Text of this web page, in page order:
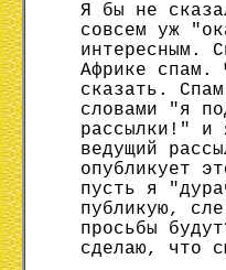
Я бы не
совсем уж
интересным.
Африке спам.
сказать.
словами "я
рассылки!" и
ведущий
опубликует
пусть я
публикую,
просьбы
сделаю, что